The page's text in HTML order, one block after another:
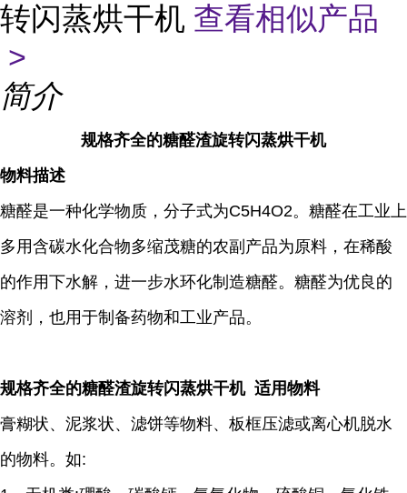
转闪蒸烘干机 查看相似产品
>
简介
规格齐全的糖醛渣旋转闪蒸烘干机
物料描述
糖醛是一种化学物质，分子式为C5H4O2。糖醛在工业上
多用含碳水化合物多缩茂糖的农副产品为原料，在稀酸
的作用下水解，进一步水环化制造糖醛。糖醛为优良的
溶剂，也用于制备药物和工业产品。
规格齐全的糖醛渣旋转闪蒸烘干机 适用物料
膏糊状、泥浆状、滤饼等物料、板框压滤或离心机脱水
的物料。如: